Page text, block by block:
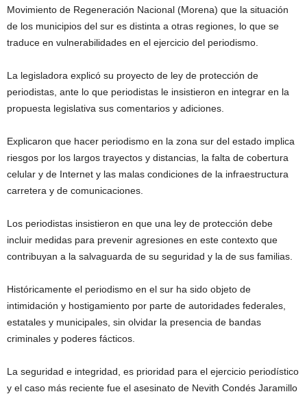
Movimiento de Regeneración Nacional (Morena) que la situación
de los municipios del sur es distinta a otras regiones, lo que se
traduce en vulnerabilidades en el ejercicio del periodismo.
La legisladora explicó su proyecto de ley de protección de
periodistas, ante lo que periodistas le insistieron en integrar en la
propuesta legislativa sus comentarios y adiciones.
Explicaron que hacer periodismo en la zona sur del estado implica
riesgos por los largos trayectos y distancias, la falta de cobertura
celular y de Internet y las malas condiciones de la infraestructura
carretera y de comunicaciones.
Los periodistas insistieron en que una ley de protección debe
incluir medidas para prevenir agresiones en este contexto que
contribuyan a la salvaguarda de su seguridad y la de sus familias.
Históricamente el periodismo en el sur ha sido objeto de
intimidación y hostigamiento por parte de autoridades federales,
estatales y municipales, sin olvidar la presencia de bandas
criminales y poderes fácticos.
La seguridad e integridad, es prioridad para el ejercicio periodístico
y el caso más reciente fue el asesinato de Nevith Condés Jaramillo